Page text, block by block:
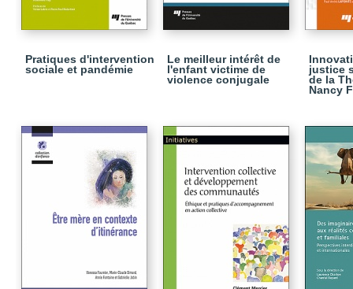
Pratiques d'intervention
sociale et pandémie
Le meilleur intérêt de
l'enfant victime de
violence conjugale
justice
de la
Nancy